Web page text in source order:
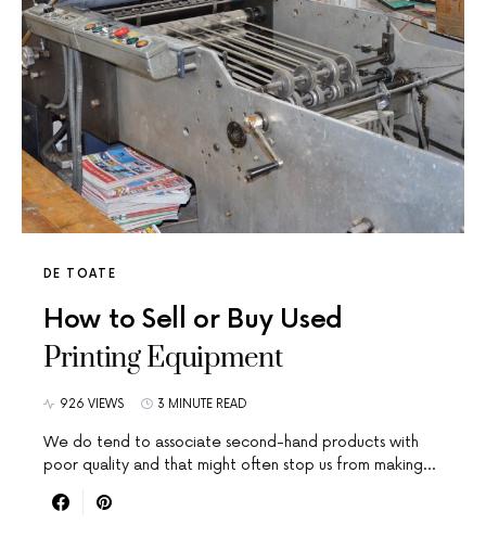
DE TOATE
How to Sell or Buy Used
Printing Equipment
926 VIEWS 3 MINUTE READ
We do tend to associate second-hand products with
poor quality and that might often stop us from making…